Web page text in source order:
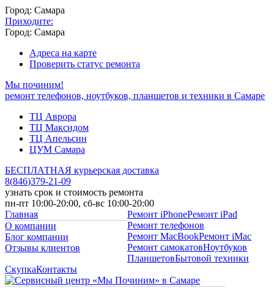
Город: Самара
Приходите:
Город: Самара
Адреса на карте
Проверить статус ремонта
Мы починим!
ремонт телефонов, ноутбуков, планшетов и техники в Самаре
ТЦ Аврора
ТЦ Максидом
ТЦ Апельсин
ЦУМ Самара
БЕСПЛАТНАЯ курьерская доставка
8(846)379-21-09
узнать срок и стоимость ремонта
пн-пт 10:00-20:00, сб-вс 10:00-20:00
Главная
О компании
Блог компании
Отзывы клиентов
Ремонт iPhoneРемонт iPad
Ремонт телефонов
Ремонт MacBookРемонт iMac
Ремонт самокатовНоутбуков
ПланшетовБытовой техники
СкупкаКонтакты